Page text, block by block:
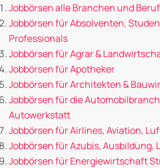
Jobbörsen alle Branchen und
Jobbörsen für Absolventen,
Professionals
Jobbörsen für Agrar &
Jobbörsen für Apotheker
Jobbörsen für Architekten &
Jobbörsen für die
Autowerkstatt
Jobbörsen für Airlines, Aviation,
Jobbörsen für Azubis, Ausbildung,
Jobbörsen für Energiewirtschaft